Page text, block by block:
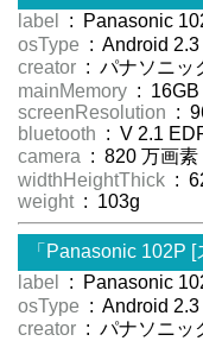
label
: Panasonic
osType : Android 2.3
creator : パナソニッ
mainMemory : 16GB
screenResolution :
bluetooth : V 2.1
camera : 820 万画素
widthHeightThick :
weight : 103g
「Panasonic 102P
label
: Panasonic
osType : Android 2.3
creator : パナソニッ